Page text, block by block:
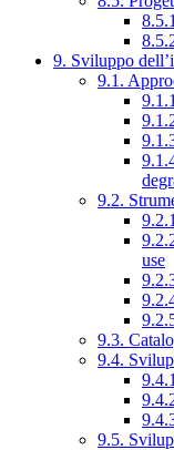
9. Sviluppo
9.1.
9.2.
use
9.3.
9.4.
9.5.